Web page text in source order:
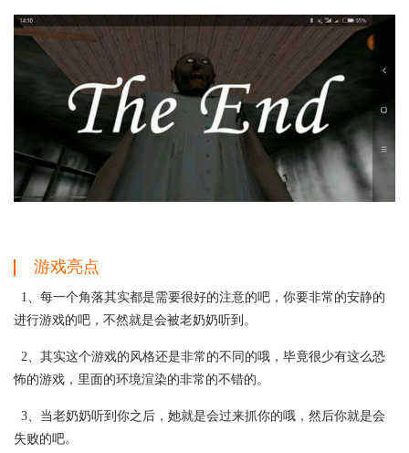
游戏亮点
1、每一个角落其实都是需要很好的注意的吧，你要非常的安静的
进行游戏的吧，不然就是会被老奶奶听到。
2、其实这个游戏的风格还是非常的不同的哦，毕竟很少有这么恐
怖的游戏，里面的环境渲染的非常的不错的。
3、当老奶奶听到你之后，她就是会过来抓你的哦，然后你就是会
失败的吧。